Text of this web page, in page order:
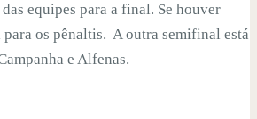
equipes para a final. Se houver
para os pênaltis. A outra semifinal está
e Alfenas.